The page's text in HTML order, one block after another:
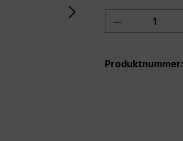
Produkt
Produktnummer: